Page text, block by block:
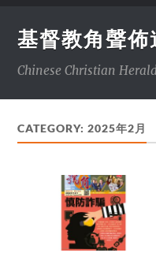
基督教角聲佈
Chinese Christian
CATEGORY:2025年2月